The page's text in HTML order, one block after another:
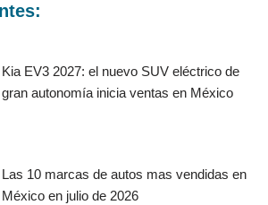
Kia EV3 2027: el nuevo SUV eléctrico de
gran autonomía inicia ventas en México
Las 10 marcas de autos mas vendidas en
México en julio de 2026